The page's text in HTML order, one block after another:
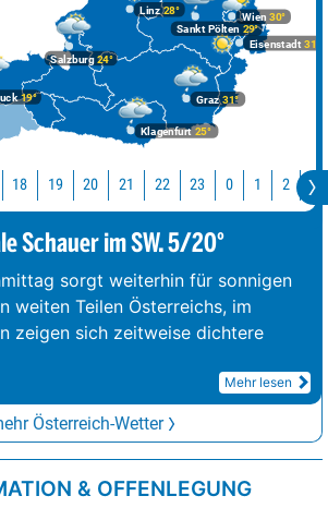
Graz31°
19°
Klagenfurt 25°
Linz28°
Salzburg24°
Wien 30°
Eisenstadt 31°
Sankt Pölten 29°
18 19 20 21 22 23 0 1 2 3
Schauer im SW. 5/20°
sorgt weiterhin für sonnigen
weiten Teilen Österreichs, im
zeigen sich zeitweise dichtere
Mehr lesen
Österreich-Wetter
& OFFENLEGUNG